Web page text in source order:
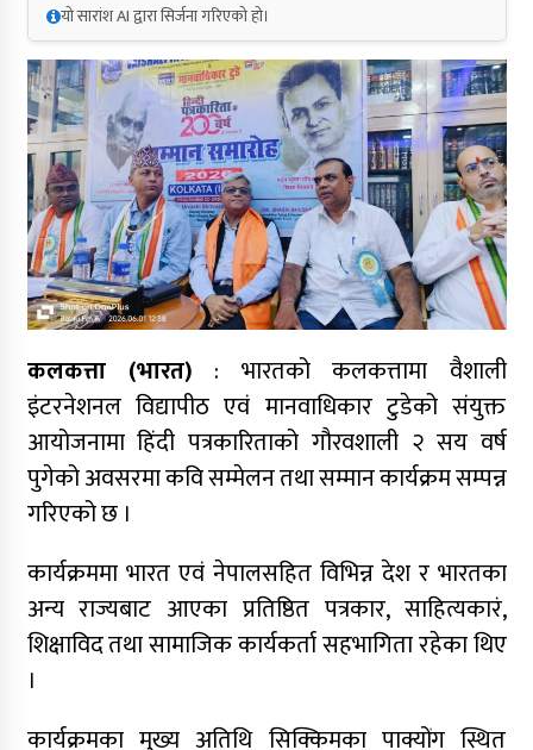
यो सारांश AI द्वारा सिर्जना गरिएको हो।
कलकत्ता (भारत) : भारतको कलकत्तामा वैशाली
इंटरनेशनल विद्यापीठ एवं मानवाधिकार टुडेको संयुक्त
आयोजनामा हिंदी पत्रकारिताको गौरवशाली २ सय वर्ष
पुगेको अवसरमा कवि सम्मेलन तथा सम्मान कार्यक्रम सम्पन्न
गरिएको छ ।
कार्यक्रममा भारत एवं नेपालसहित विभिन्न देश र भारतका
अन्य राज्यबाट आएका प्रतिष्ठित पत्रकार, साहित्यकारं,
शिक्षाविद तथा सामाजिक कार्यकर्ता सहभागिता रहेका थिए
।
कार्यक्रमका मुख्य अतिथि सिक्किमका पाक्योंग स्थित